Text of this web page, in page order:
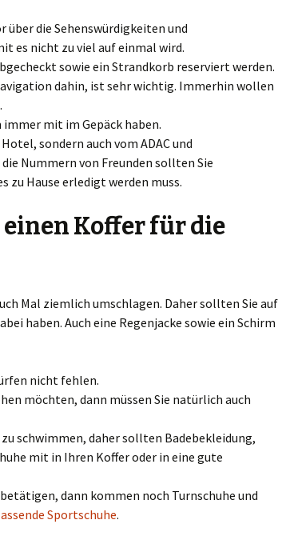
über die Sehenswürdigkeiten und
es nicht zu viel auf einmal wird.
sowie ein Strandkorb reserviert werden.
dahin, ist sehr wichtig. Immerhin wollen
mit im Gepäck haben.
sondern auch vom ADAC und
Nummern von Freunden sollten Sie
Hause erledigt werden muss.
einen Koffer für die
Mal ziemlich umschlagen. Daher sollten Sie auf
haben. Auch eine Regenjacke sowie ein Schirm
nicht fehlen.
möchten, dann müssen Sie natürlich auch
schwimmen, daher sollten Badebekleidung,
mit in Ihren Koffer oder in eine gute
dann kommen noch Turnschuhe und
Sportschuhe.